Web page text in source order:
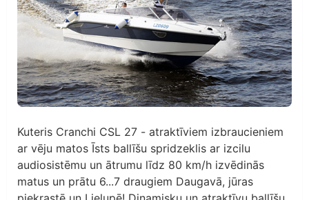
Kuteris Cranchi CSL 27 - atraktīviem izbraucieniem
ar vēju matos Īsts ballīšu spridzeklis ar izcilu
audiosistēmu un ātrumu līdz 80 km/h izvēdinās
matus un prātu 6...7 draugiem Daugavā, jūras